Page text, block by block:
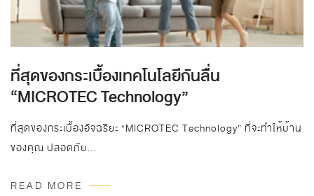
ที่สุดของกระเบื้องเทคโนโลยีกันลื่น
“MICROTEC Technology”
ที่สุดของกระเบื้องอัจฉริยะ “MICROTEC Technology” ที่จะทำให้บ้าน
ของคุณ ปลอดภัย…
READ MORE